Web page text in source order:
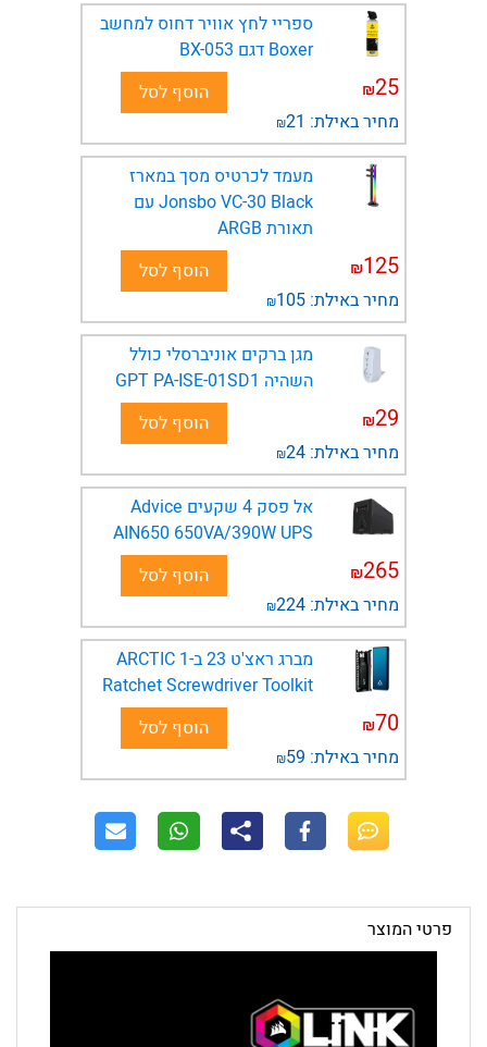
ספריי לחץ אוויר דחוס למחשב
Boxer דגם BX-053
25
₪
מחיר באילת: 21
₪
הוסף לסל
מעמד לכרטיס מסך במארז
Jonsbo VC-30 Black עם
תאורת ARGB
125
₪
מחיר באילת: 105
₪
הוסף לסל
מגן ברקים אוניברסלי כולל
השהיה GPT PA-ISE-01SD1
29
₪
מחיר באילת: 24
₪
הוסף לסל
אל פסק 4 שקעים Advice
AIN650 650VA/390W UPS
265
₪
מחיר באילת: 224
₪
הוסף לסל
מברג ראצ'ט 23 ב-1 ARCTIC
Ratchet Screwdriver Toolkit
70
₪
מחיר באילת: 59
₪
הוסף לסל
פרטי המוצר